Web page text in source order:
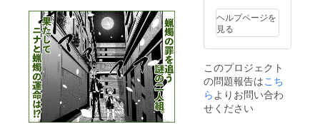
し、
にてご
送付予
す。
は、
CAMPF
IREのア
カウン
クレ
ジット
させて
頂きま
す。
用可）
(7)1話
収録公
式同人
日向オ
リジナ
ル全作
品対象
の、リ
ヘルプページを
見る
このプロジェクト
の問題報告はこち
らよりお問い合わ
せください